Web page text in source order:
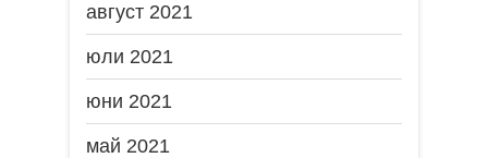
август 2021
юли 2021
юни 2021
май 2021